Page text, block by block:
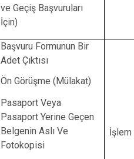
ve Geçiş Başvuruları
İçin)
Başvuru Formunun Bir
Adet Çıktısı
Ön Görüşme (Mülakat)
Pasaport Veya
Pasaport Yerine Geçen
Belgenin Aslı Ve
Fotokopisi
İşlem